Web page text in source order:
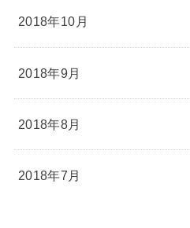
2018年10月
2018年9月
2018年8月
2018年7月